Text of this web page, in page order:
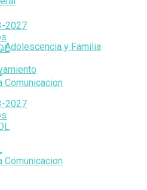
2027
Comunicacion
Adolescencia y Familia
2027
Comunicacion